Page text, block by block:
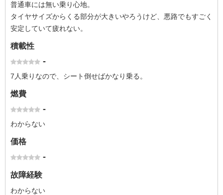
普通車には無い乗り心地。
タイヤサイズからくる部分が大きいやろうけど、悪路でもすごく
安定していて疲れない。
積載性
-
7人乗りなので、シート倒せばかなり乗る。
燃費
-
わからない
価格
-
故障経験
わからない